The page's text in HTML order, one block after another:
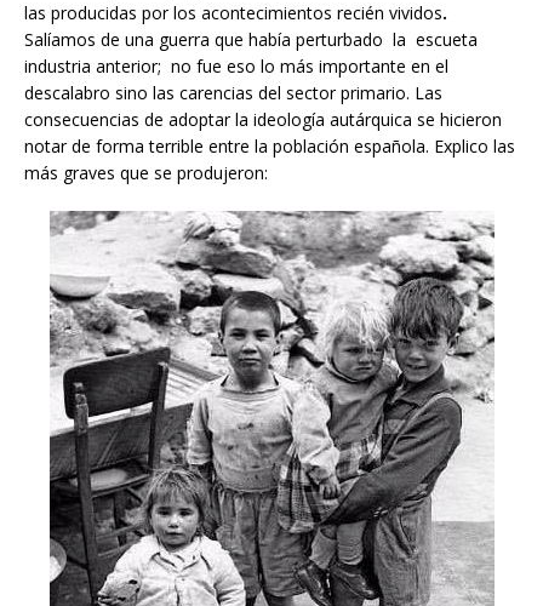
las producidas por los acontecimientos recién vividos.
Salíamos de una guerra que había perturbado la escueta
industria anterior; no fue eso lo más importante en el
descalabro sino las carencias del sector primario. Las
consecuencias de adoptar la ideología autárquica se hicieron
notar de forma terrible entre la población española. Explico las
más graves que se produjeron: